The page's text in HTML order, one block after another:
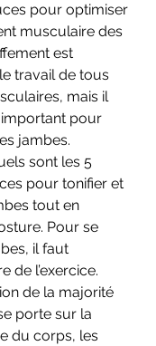
pour optimiser
musculaire des
est
travail de tous
mais il
pour
jambes.
sont les 5
pour tonifier et
tout en
Pour se
il faut
de l’exercice.
de la majorité
porte sur la
du corps, les